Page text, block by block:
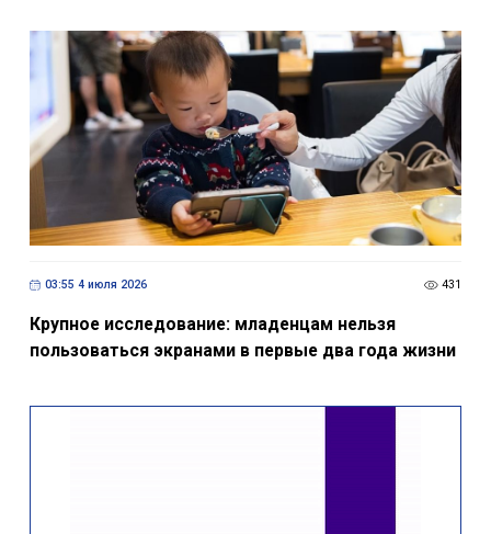
03:55 4 июля 2026 431
Крупное исследование: младенцам нельзя
пользоваться экранами в первые два года жизни